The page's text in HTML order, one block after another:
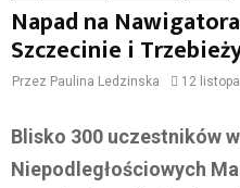
Napad na
Szczecinie i
Przez Paulina Ledzinska 12
Blisko 300 uczestników
Niepodległościowych